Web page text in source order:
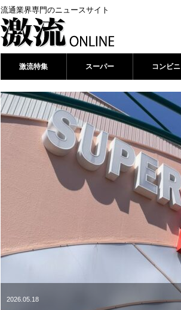
流通業界専門のニュースサイト
激流特集 スーパー コンビニ
2026.05.18